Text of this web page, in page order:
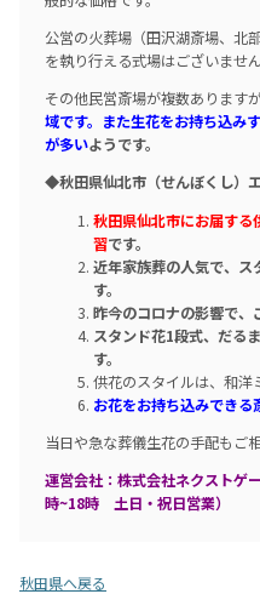
公営の火葬場（田沢湖斎場、北
を執り行える式場はございません
その他民営斎場が複数ありますが
域です。また生花をお持ち込み
が多いようです。
◆秋田県仙北市（せんぼくし）
秋田県仙北市にお届す
習です。
近年家族葬の人気で、ス
す。
昨今のコロナの影響で、
スタンド花1段式、だる
す。
供花のスタイルは、和洋
お花をお持ち込みできる
当日や急な葬儀生花の手配もご
運営会社：株式会社ネクスト
時~18時 土日・祝日営業）
秋田県へ戻る